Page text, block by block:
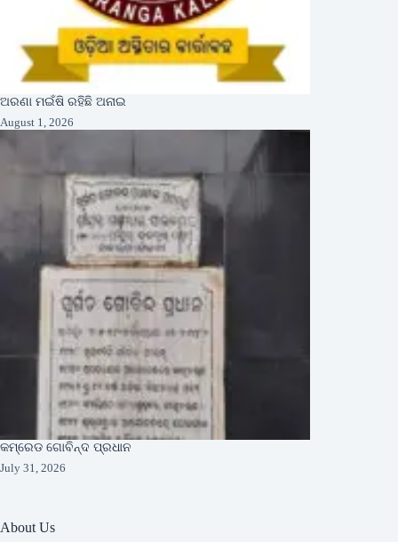
ଅରଣା ମଇଁଷି ରହିଛି ଅନାଇ
August 1, 2026
କମ୍ରେଡ ଗୋବିନ୍ଦ ପ୍ରଧାନ
July 31, 2026
About Us